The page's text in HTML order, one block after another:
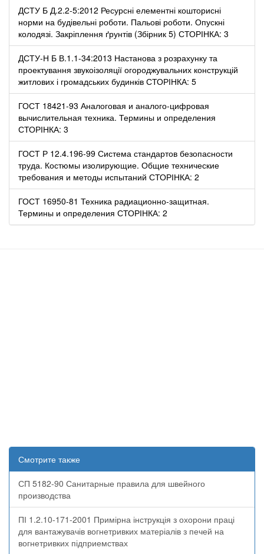
ДСТУ Б Д.2.2-5:2012 Ресурсні елементні кошторисні
норми на будівельні роботи. Пальові роботи. Опускні
колодязі. Закріплення ґрунтів (Збірник 5) СТОРІНКА: 3
ДСТУ-Н Б В.1.1-34:2013 Настанова з розрахунку та
проектування звукоізоляції огороджувальних конструкцій
житлових і громадських будинків СТОРІНКА: 5
ГОСТ 18421-93 Аналоговая и аналого-цифровая
вычислительная техника. Термины и определения
СТОРІНКА: 3
ГОСТ Р 12.4.196-99 Система стандартов безопасности
труда. Костюмы изолирующие. Общие технические
требования и методы испытаний СТОРІНКА: 2
ГОСТ 16950-81 Техника радиационно-защитная.
Термины и определения СТОРІНКА: 2
Смотрите также
СП 5182-90 Санитарные правила для швейного
производства
ПІ 1.2.10-171-2001 Примірна інструкція з охорони праці
для вантажувачів вогнетривких матеріалів з печей на
вогнетривких підприемствах